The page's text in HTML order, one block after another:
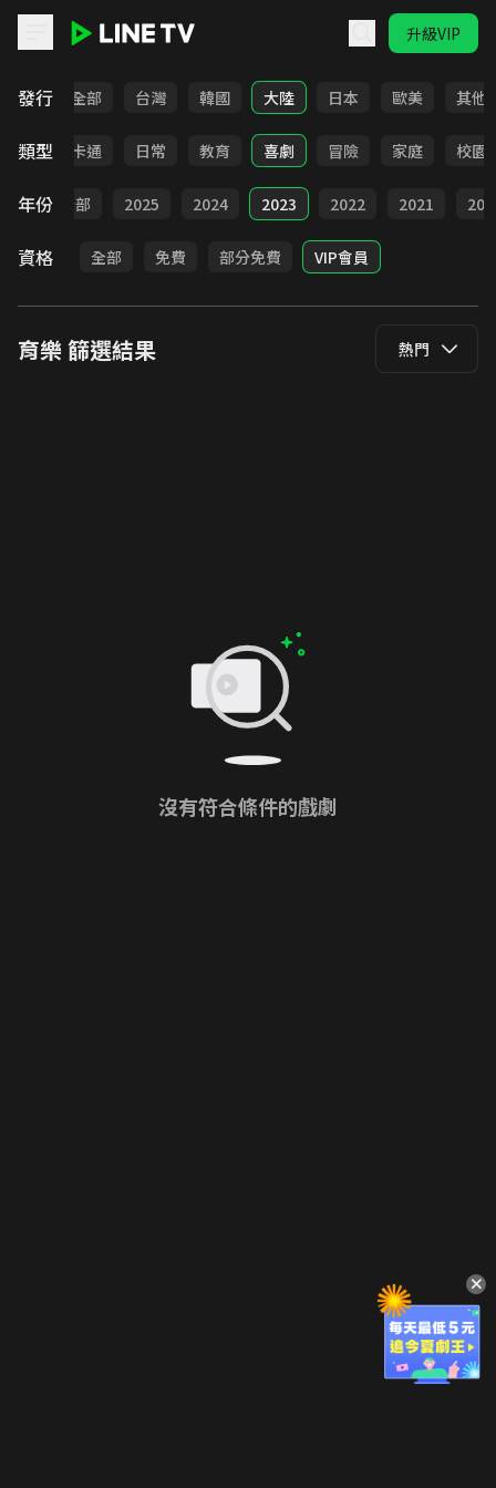
升級VIP
發行 全部 台灣 韓國 大陸 日本 歐美 其他
類型
全部 卡通 日常 教育 喜劇 冒險 家庭 校園
年份 全部 2025 2024 2023 2022 2021
資格 全部 免費 部分免費 VIP會員
育樂篩選結果 熱門
沒有符合條件的戲劇